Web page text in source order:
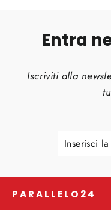
Entra
Iscriviti alla
PARALLELO24